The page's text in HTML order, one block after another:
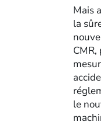
Mais
la
le